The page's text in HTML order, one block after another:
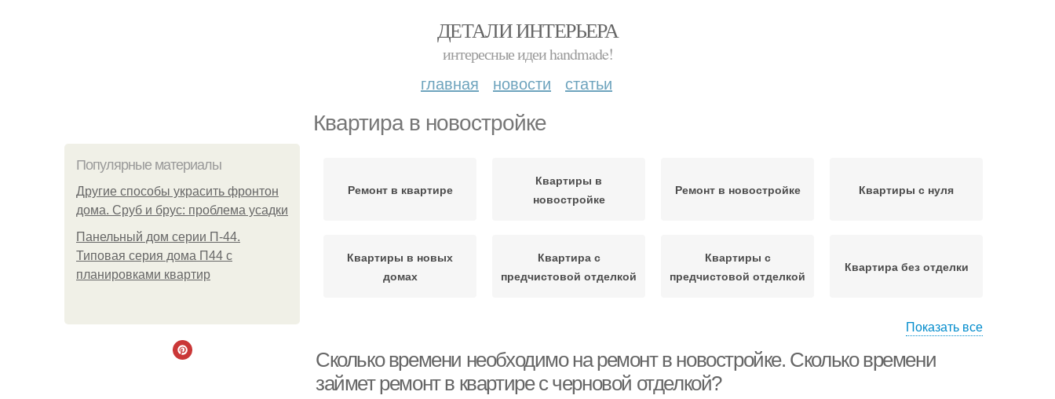
ДЕТАЛИ ИНТЕРЬЕРА
интересные идеи handmade!
главная новости статьи
Квартира в новостройке
Популярные материалы
Другие способы украсить фронтон
дома. Сруб и брус: проблема усадки
Панельный дом серии П-44.
Типовая серия дома П44 с
планировками квартир
Ремонт в квартире
Квартиры в
новостройке
Ремонт в новостройке Квартиры с нуля
Квартиры в новых
домах
Квартира с
предчистовой отделкой
Квартиры с
предчистовой отделкой
Квартира без отделки
отделкой
новостройках
Ремонт во вторичной
квартире
Показать все
Сколько времени необходимо на ремонт в новостройке. Сколько времени
займет ремонт в квартире с черновой отделкой?